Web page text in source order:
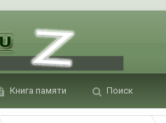
Книга памяти Поиск